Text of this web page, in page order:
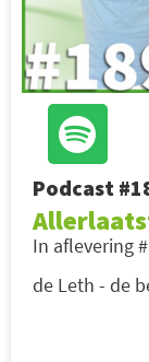
Podcast
In aflevering
de Leth - de